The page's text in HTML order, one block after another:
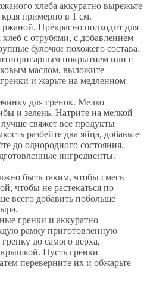
хлеба аккуратно вырежьте
примерно в 1 см.
Прекрасно подходит для
с отрубями, с добавлением
булочки похожего состава.
покрытием или с
маслом, выложите
и жарьте на медленном
для гренок. Мелко
и зелень. Натрите на мелкой
свяжет все продукты
разбейте два яйца, добавьте
до однородного состояния.
ингредиенты.
быть таким, чтобы смесь
чтобы не растекаться по
всего добавить побольше
гренки и аккуратно
рамку приготовленную
до самого верха,
Пусть гренки
переверните их и обжарьте